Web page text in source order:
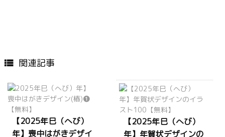
 関連記事
【2025年巳（へび）
年】喪中はがきデザイ
【2025年巳（へび）
年】年賀状デザインの